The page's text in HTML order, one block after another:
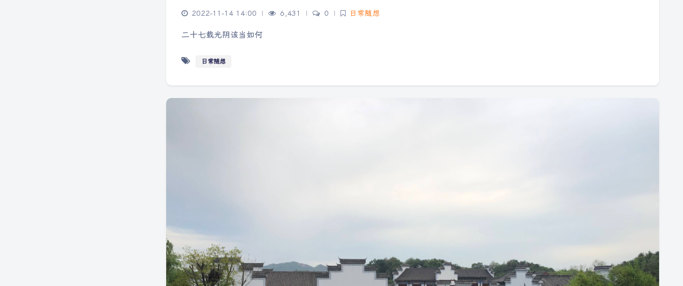
2022-11-14 14:00 | 6,431 | 0 | 日常随想
二十七载光阴该当如何
日常随想